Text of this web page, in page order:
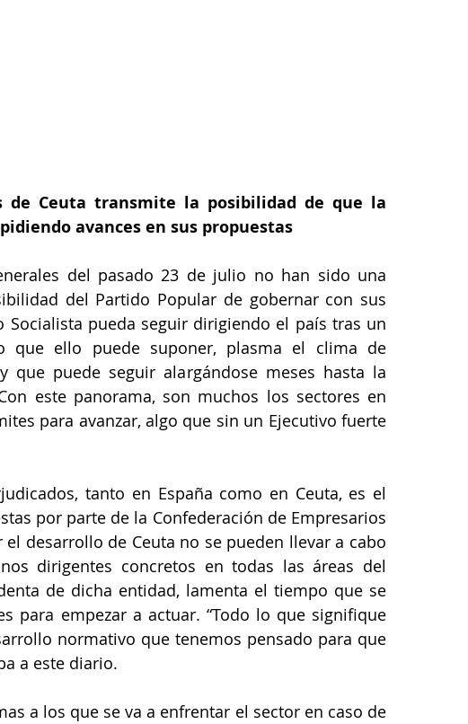
de Ceuta transmite la posibilidad de que la
avances en sus propuestas
del pasado 23 de julio no han sido una
del Partido Popular de gobernar con sus
pueda seguir dirigiendo el país tras un
que ello puede suponer, plasma el clima de
que puede seguir alargándose meses hasta la
este panorama, son muchos los sectores en
para avanzar, algo que sin un Ejecutivo fuerte
tanto en España como en Ceuta, es el
por parte de la Confederación de Empresarios
desarrollo de Ceuta no se pueden llevar a cabo
dirigentes concretos en todas las áreas del
de dicha entidad, lamenta el tiempo que se
para empezar a actuar. “Todo lo que signifique
normativo que tenemos pensado para que
a este diario.
a los que se va a enfrentar el sector en caso de